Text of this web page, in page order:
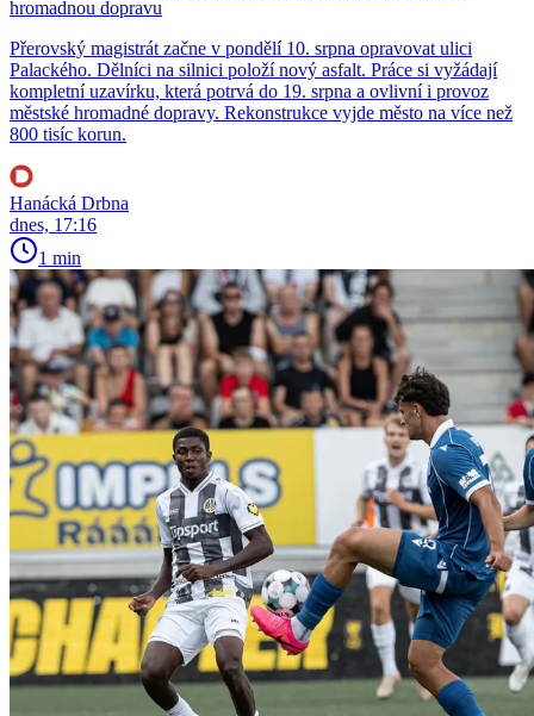
hromadnou dopravu
Přerovský magistrát začne v pondělí 10. srpna opravovat ulici
Palackého. Dělníci na silnici položí nový asfalt. Práce si vyžádají
kompletní uzavírku, která potrvá do 19. srpna a ovlivní i provoz
městské hromadné dopravy. Rekonstrukce vyjde město na více než
800 tisíc korun.
Hanácká Drbna
dnes, 17:16
1 min